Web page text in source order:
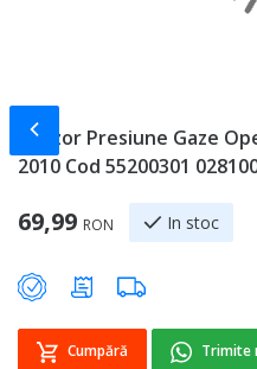
Senzor Presiune Gaze
2010 Cod 55200301
69,99 RON In stoc
Cumpără Trimite
Slide-ul anterior